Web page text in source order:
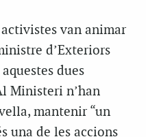
van animar
d’Exteriors
dues
Ministeri n’han
mantenir “un
una de les accions